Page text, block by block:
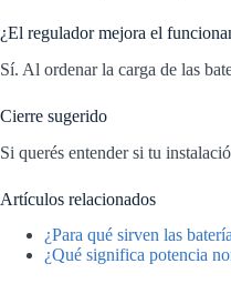
¿El regulador mejora el
Sí. Al ordenar la carga de las
Cierre sugerido
Si querés entender si tu
Artículos relacionados
¿Para qué sirven las
¿Qué significa potencia